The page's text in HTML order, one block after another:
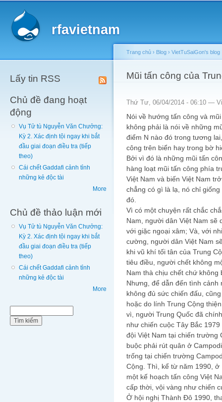
rfavietnam
Lấy tin RSS
Chủ đề đang hoạt
động
Vụ Tử tù Nguyễn Văn Chưởng:
Kỳ 2. Xác định tội ngay khi bắt
đầu giai đoạn điều tra (tiếp
theo)
Cái chết Gaddafi cảnh tỉnh
những kẻ độc tài
More
Chủ đề thảo luận mới
Vụ Tử tù Nguyễn Văn Chưởng:
Kỳ 2. Xác định tội ngay khi bắt
đầu giai đoạn điều tra (tiếp
theo)
Cái chết Gaddafi cảnh tỉnh
những kẻ độc tài
More
You are here
Trang chủ › Blog › VietTuSaiGon's blog
Mũi tấn công của
Thứ Tư, 06/04/2014 - 06:10 —
Nói về hướng tấn công và
không phải là nói về những
điểm N nào đó trong tương
công trên biển hay trong bờ
Bởi vì đó là những mũi tấn
hàng loạt mũi tấn công phía
Việt Nam và biến Việt Nam
chẳng có gì là lạ, nó chỉ
đó.
Vì có một chuyện rất chắc
Nam, người dân Việt Nam sẽ
với giặc ngoại xâm; Và, với
cường, người dân Việt Nam
khi vũ khí tối tân của Trung
tiêu điều, người chết không
Nam thà chịu chết chứ không
Nhưng, để dẫn đến tình cảnh
không đủ sức chiến đấu,
hoặc do lính Trung Cộng
vì, người Trung Quốc đã
như chiến cuộc Tây Bắc
đội Việt Nam tại chiến trường
buộc phải rút quân ở
trống tại chiến trường
Cộng. Thì, kể từ năm 1990,
một kế hoạch tấn công Việt
cấp thời, vội vàng như chiến
Ở hội nghị Thành Đô 1990,